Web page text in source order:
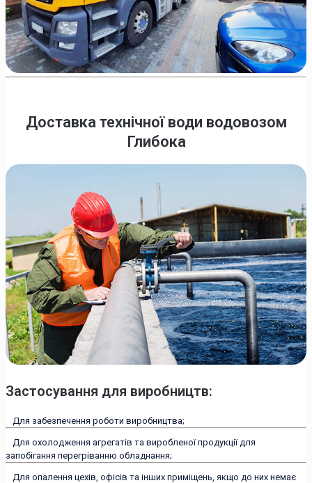
Доставка технічної води водовозом
Глибока
Застосування для виробництв:
Для забезпечення роботи виробництва;
Для охолодження агрегатів та виробленої продукції для
запобігання перегріванню обладнання;
Для опалення цехів, офісів та інших приміщень, якщо до них немає